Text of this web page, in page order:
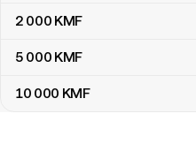
2 000 KMF
5 000 KMF
10 000 KMF